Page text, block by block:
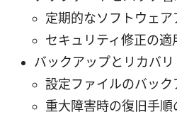
定期的なソフトウェア
セキュリティ修正の適
バックアップとリカバリ
設定ファイルのバック
重大障害時の復旧手順